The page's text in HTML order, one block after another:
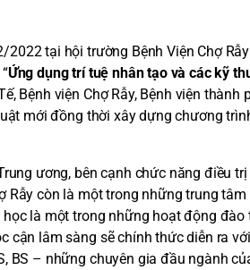
tại hội trường Bệnh Viện Chợ
Ứng dụng trí tuệ nhân tạo và các kỹ
Bệnh viện Chợ Rẫy, Bệnh viện
mới đồng thời xây dựng chương
ương, bên cạnh chức năng điều
Rẫy còn là một trong những trung
là một trong những hoạt động
cận lâm sàng sẽ chính thức diễn ra
BS – những chuyên gia đầu ngành